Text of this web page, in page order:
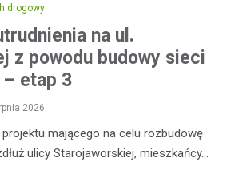
drogowy
na ul.
z powodu budowy sieci
etap 3
2026
mającego na celu rozbudowę
ulicy Starojaworskiej, mieszkańcy…